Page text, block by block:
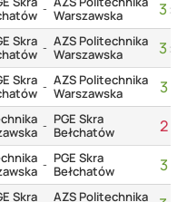
- Warszawska
3:
Skra - AZS Politechnika
Warszawska
3:
Skra - AZS Politechnika
Warszawska
3
- PGE Skra
Bełchatów
2
- PGE Skra
Bełchatów
3
Skra
AZS Politechnika